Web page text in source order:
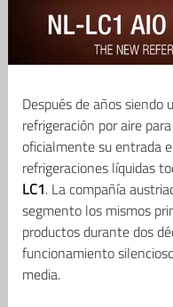
Después de años siendo
refrigeración por aire para
oficialmente su entrada
refrigeraciones líquidas
LC1. La compañía
segmento los mismos
productos durante dos
funcionamiento
media.